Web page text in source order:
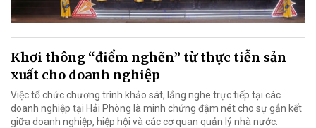
Khơi thông “điểm nghẽn” từ thực tiễn sản
xuất cho doanh nghiệp
Việc tổ chức chương trình khảo sát, lắng nghe trực tiếp tại các
doanh nghiệp tại Hải Phòng là minh chứng đậm nét cho sự gắn kết
giữa doanh nghiệp, hiệp hội và các cơ quan quản lý nhà nước.